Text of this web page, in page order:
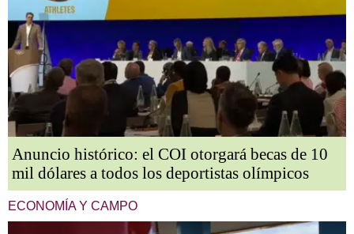
Anuncio histórico: el COI otorgará becas de 10
mil dólares a todos los deportistas olímpicos
ECONOMÍA Y CAMPO